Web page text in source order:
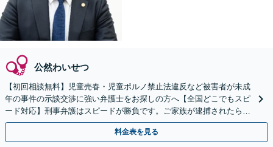
公然わいせつ
【初回相談無料】児童売春・児童ポルノ禁止法違反など被害者が未成
年の事件の示談交渉に強い弁護士をお探しの方へ【全国どこでもスピ
ード対応】刑事弁護はスピードが勝負です。ご家族が逮捕されたら一
刻も早くご相談ください【24時間365日相談受付】
料金表を見る